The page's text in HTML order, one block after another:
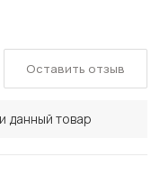
данный товар
Оставить отзыв